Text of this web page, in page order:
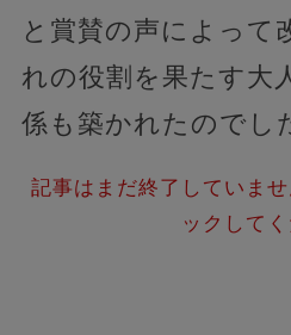
と賞賛の声によって
れの役割を果たす大
係も築かれたのでし
記事はまだ終了していま
ックして